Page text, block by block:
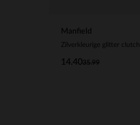
Manfield
Zilverkleurige glitter clutch
35.99
14.40